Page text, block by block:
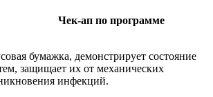
программе
бумажка, демонстрирует состояние
защищает их от механических
инфекций.